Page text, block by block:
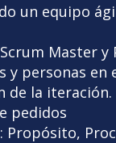
un equipo
Master
y personas
de la iteración.
pedidos
Propósito,